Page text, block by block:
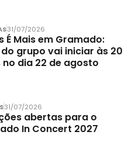
31/07/2026
É Mais em Gramado:
do grupo vai iniciar às 20
no dia 22 de agosto
31/07/2026
abertas para o
In Concert 2027